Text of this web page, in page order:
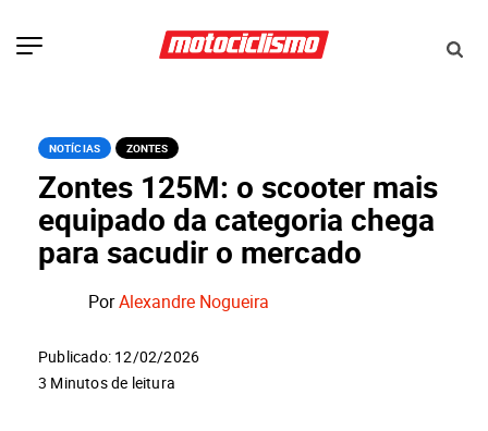
NOTÍCIAS ZONTES
Zontes 125M: o scooter mais
equipado da categoria chega
para sacudir o mercado
PorAlexandre Nogueira
Publicado: 12/02/2026
3 Minutos de leitura